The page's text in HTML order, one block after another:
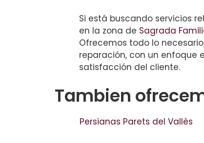
Si está buscando servicios
en la zona de Sagrada
Ofrecemos todo lo
reparación, con un enfoque
satisfacción del cliente.
Tambien
Persianas Parets del Vallès